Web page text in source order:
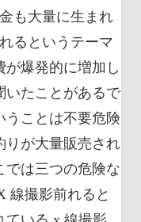
も大量に生まれ
るというテーマ
爆発的に増加し
いたことがあるで
うことは不要危険
りが大量販売され
では三つの危険な
線撮影前れると